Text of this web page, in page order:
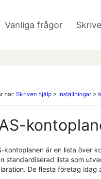
Vanliga frågor
här:Skriven hjälp > Inställningar>
kontoplanen är en lista över
standardiserad lista som
De flesta företag idag